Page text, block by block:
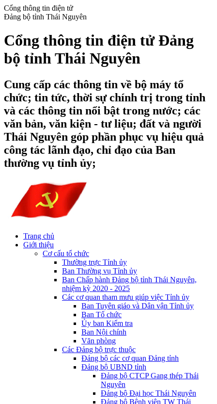
Cổng thông tin điện tử
Đảng bộ tỉnh Thái Nguyên
Cổng thông tin điện tử Đảng
bộ tỉnh Thái Nguyên
Cung cấp các thông tin về bộ máy tổ
chức; tin tức, thời sự chính trị trong tỉnh
và các thông tin nổi bật trong nước; các
văn bản, văn kiện - tư liệu; đất và người
Thái Nguyên góp phần phục vụ hiệu quả
công tác lãnh đạo, chỉ đạo của Ban
thường vụ tỉnh ủy;
Trang chủ
Giới thiệu
Cơ cấu tổ chức
Thường trực Tỉnh ủy
Ban Thường vụ Tỉnh ủy
Ban Chấp hành Đảng bộ tỉnh Thái Nguyên,
nhiệm kỳ 2020 - 2025
Các cơ quan tham mưu giúp việc Tỉnh ủy
Ban Tuyên giáo và Dân vận Tỉnh ủy
Ban Tổ chức
Ủy ban Kiểm tra
Ban Nội chính
Văn phòng
Các Đảng bộ trực thuộc
Đảng bộ các cơ quan Đảng tỉnh
Đảng bộ UBND tỉnh
Đảng bộ CTCP Gang thép Thái
Nguyên
Đảng bộ Đại học Thái Nguyên
Đảng bộ Bệnh viện TW Thái